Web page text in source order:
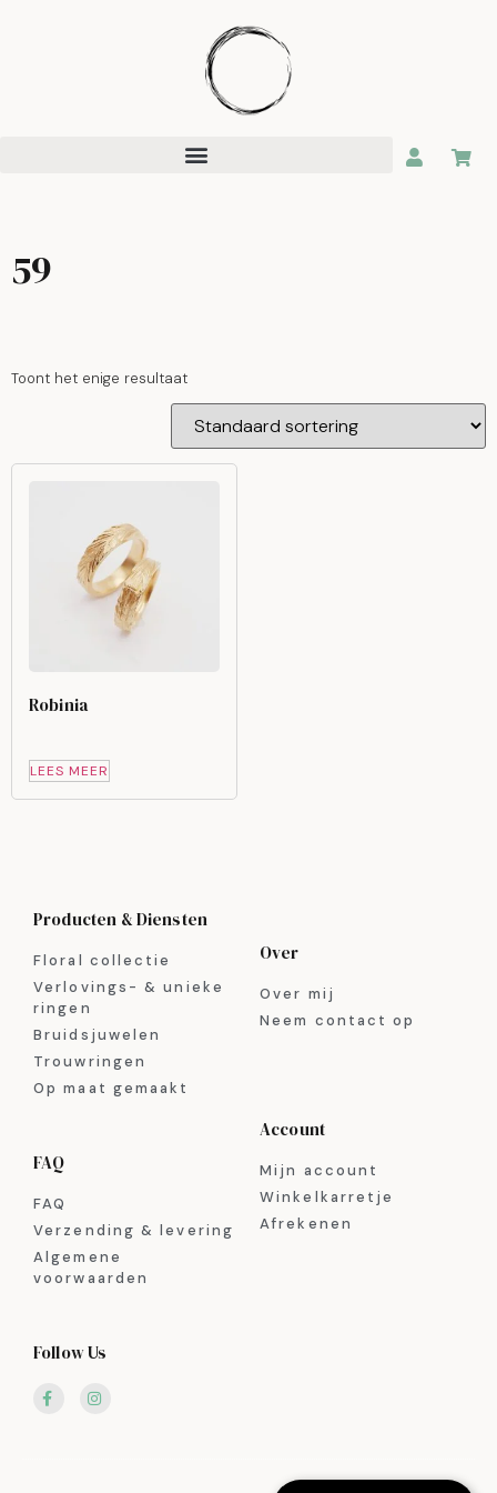
59
Toont het enige resultaat
Robinia
LEES MEER
Producten & Diensten
Floral collectie
Verlovings- & unieke
ringen
Bruidsjuwelen
Trouwringen
Op maat gemaakt
Over
Over mij
Neem contact op
FAQ
FAQ
Verzending & levering
Algemene
voorwaarden
Account
Mijn account
Winkelkarretje
Afrekenen
Follow Us